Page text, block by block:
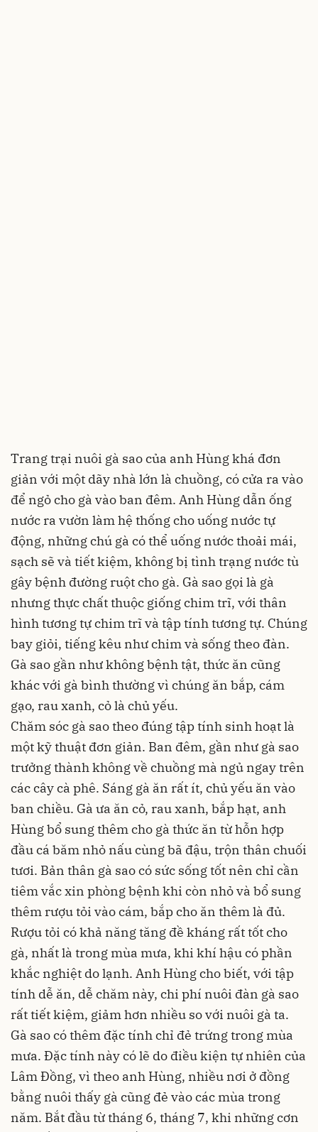
Trang trại nuôi gà sao của anh Hùng khá đơn
giản với một dãy nhà lớn là chuồng, có cửa ra vào
để ngỏ cho gà vào ban đêm. Anh Hùng dẫn ống
nước ra vườn làm hệ thống cho uống nước tự
động, những chú gà có thể uống nước thoải mái,
sạch sẽ và tiết kiệm, không bị tình trạng nước tù
gây bệnh đường ruột cho gà. Gà sao gọi là gà
nhưng thực chất thuộc giống chim trĩ, với thân
hình tương tự chim trĩ và tập tính tương tự. Chúng
bay giỏi, tiếng kêu như chim và sống theo đàn.
Gà sao gần như không bệnh tật, thức ăn cũng
khác với gà bình thường vì chúng ăn bắp, cám
gạo, rau xanh, cỏ là chủ yếu.
Chăm sóc gà sao theo đúng tập tính sinh hoạt là
một kỹ thuật đơn giản. Ban đêm, gần như gà sao
trưởng thành không về chuồng mà ngủ ngay trên
các cây cà phê. Sáng gà ăn rất ít, chủ yếu ăn vào
ban chiều. Gà ưa ăn cỏ, rau xanh, bắp hạt, anh
Hùng bổ sung thêm cho gà thức ăn từ hỗn hợp
đầu cá băm nhỏ nấu cùng bã đậu, trộn thân chuối
tươi. Bản thân gà sao có sức sống tốt nên chỉ cần
tiêm vắc xin phòng bệnh khi còn nhỏ và bổ sung
thêm rượu tỏi vào cám, bắp cho ăn thêm là đủ.
Rượu tỏi có khả năng tăng đề kháng rất tốt cho
gà, nhất là trong mùa mưa, khi khí hậu có phần
khắc nghiệt do lạnh. Anh Hùng cho biết, với tập
tính dễ ăn, dễ chăm này, chi phí nuôi đàn gà sao
rất tiết kiệm, giảm hơn nhiều so với nuôi gà ta.
Gà sao có thêm đặc tính chỉ đẻ trứng trong mùa
mưa. Đặc tính này có lẽ do điều kiện tự nhiên của
Lâm Đồng, vì theo anh Hùng, nhiều nơi ở đồng
bằng nuôi thấy gà cũng đẻ vào các mùa trong
năm. Bắt đầu từ tháng 6, tháng 7, khi những cơn